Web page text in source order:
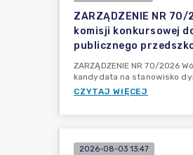
ZARZĄDZENIE NR
komisji konkursowej
publicznego
ZARZĄDZENIE NR 70/2026
kandydata na stanowisko
CZYTAJ WIĘCEJ
2026-08-03 13:47